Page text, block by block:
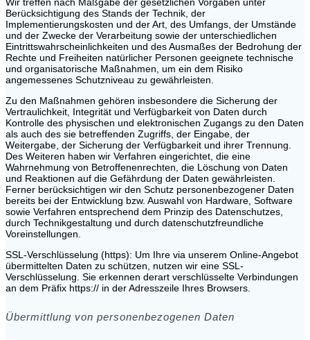
Berücksichtigung des Stands der Technik, der
Implementierungskosten und der Art, des Umfangs, der Umstände
und der Zwecke der Verarbeitung sowie der unterschiedlichen
Eintrittswahrscheinlichkeiten und des Ausmaßes der Bedrohung der
Rechte und Freiheiten natürlicher Personen geeignete technische
und organisatorische Maßnahmen, um ein dem Risiko
angemessenes Schutzniveau zu gewährleisten.
Zu den Maßnahmen gehören insbesondere die Sicherung der
Vertraulichkeit, Integrität und Verfügbarkeit von Daten durch
Kontrolle des physischen und elektronischen Zugangs zu den Daten
als auch des sie betreffenden Zugriffs, der Eingabe, der
Weitergabe, der Sicherung der Verfügbarkeit und ihrer Trennung.
Des Weiteren haben wir Verfahren eingerichtet, die eine
Wahrnehmung von Betroffenenrechten, die Löschung von Daten
und Reaktionen auf die Gefährdung der Daten gewährleisten.
Ferner berücksichtigen wir den Schutz personenbezogener Daten
bereits bei der Entwicklung bzw. Auswahl von Hardware, Software
sowie Verfahren entsprechend dem Prinzip des Datenschutzes,
durch Technikgestaltung und durch datenschutzfreundliche
Voreinstellungen.
SSL-Verschlüsselung (https): Um Ihre via unserem Online-Angebot
übermittelten Daten zu schützen, nutzen wir eine SSL-
Verschlüsselung. Sie erkennen derart verschlüsselte Verbindungen
an dem Präfix https:// in der Adresszeile Ihres Browsers.
Übermittlung von personenbezogenen Daten